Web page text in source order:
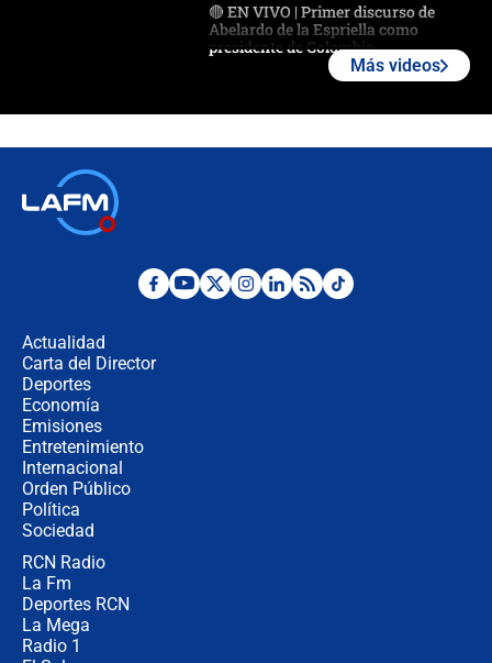
🔴 EN VIVO | Primer discurso de
Abelardo de la Espriella como
presidente de Colombia
Desde dermatitis hasta infecciones:
Más videos
Actualidad
Carta del Director
Deportes
Economía
Emisiones
Entretenimiento
Internacional
Orden Público
Política
Sociedad
RCN Radio
La Fm
Deportes RCN
La Mega
Radio 1